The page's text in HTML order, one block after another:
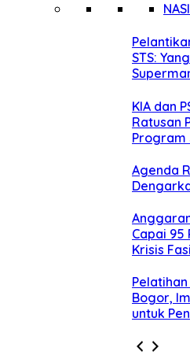
STS:
KIA dan
Ratusan
Program
Agenda
Capai 95
Krisis
Bogor,
untuk